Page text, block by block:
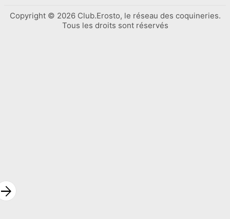
Copyright © 2026 Club.Erosto, le réseau des coquineries.
Tous les droits sont réservés